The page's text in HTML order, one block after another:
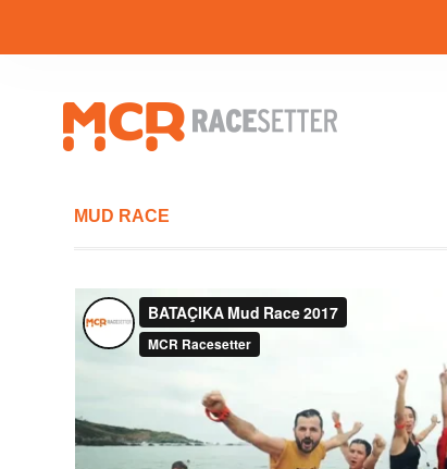
MUD RACE